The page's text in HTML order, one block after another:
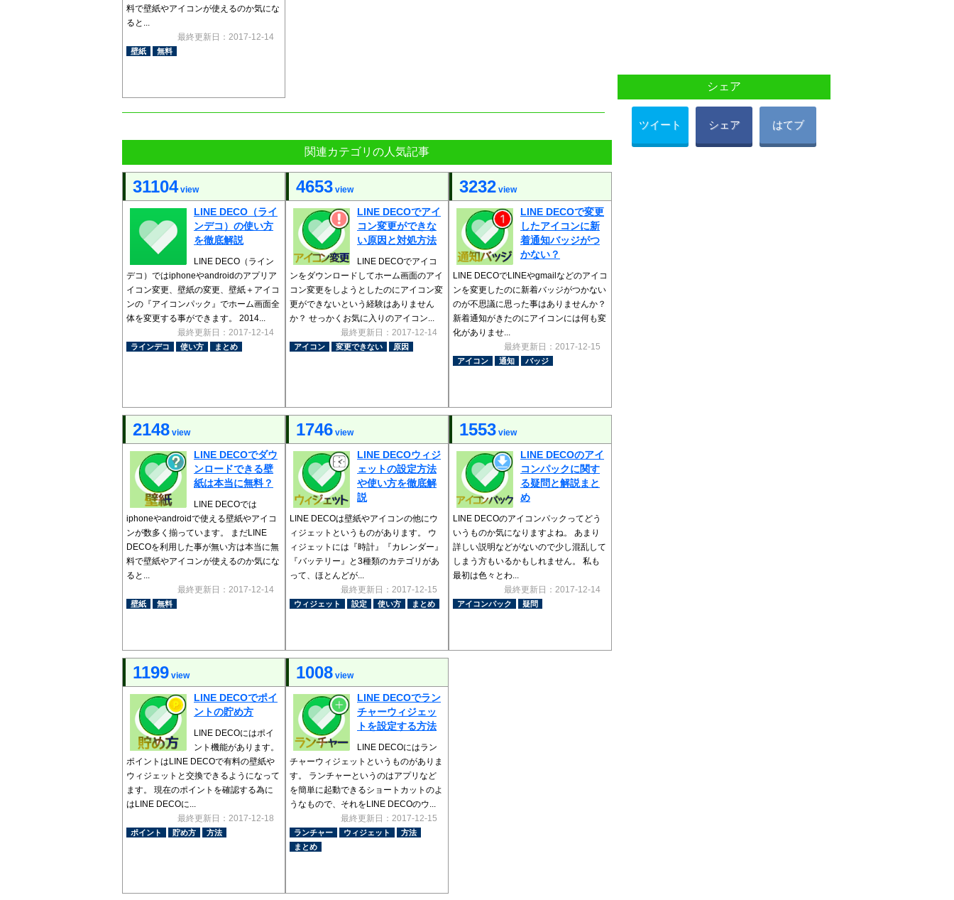
料で壁紙やアイコンが使えるのか気にな
ると...
最終更新日：2017-12-14
壁紙 無料
関連カテゴリの人気記事
31104view
LINE DECO（ライ
ンデコ）の使い方
を徹底解説
LINE DECO（ライン
デコ）ではiphoneやandroidのアプリア
イコン変更、壁紙の変更、壁紙＋アイコ
ンの『アイコンパック』でホーム画面全
体を変更する事ができます。 2014...
最終更新日：2017-12-14
ラインデコ 使い方 まとめ
4653 view
LINE DECOでアイ
コン変更ができな
い原因と対処方法
LINE DECOでアイコ
ンをダウンロードしてホーム画面のアイ
コン変更をしようとしたのにアイコン変
更ができないという経験はありません
か？ せっかくお気に入りのアイコン...
最終更新日：2017-12-14
アイコン 変更できない 原因
3232 view
LINE DECOで変更
したアイコンに新
着通知バッジがつ
かない？
LINE DECOでLINEやgmailなどのアイコ
ンを変更したのに新着バッジがつかない
のが不思議に思った事はありませんか？
新着通知がきたのにアイコンには何も変
化がありませ...
最終更新日：2017-12-15
アイコン 通知 バッジ
2148 view
LINE DECOでダウ
ンロードできる壁
紙は本当に無料？
LINE DECOでは
iphoneやandroidで使える壁紙やアイコ
ンが数多く揃っています。 まだLINE
DECOを利用した事が無い方は本当に無
料で壁紙やアイコンが使えるのか気にな
ると...
最終更新日：2017-12-14
壁紙 無料
1746 view
LINE DECOウィジ
ェットの設定方法
や使い方を徹底解
説
LINE DECOは壁紙やアイコンの他にウ
ィジェットというものがあります。 ウ
ィジェットには『時計』『カレンダー』
『バッテリー』と3種類のカテゴリがあ
って、ほとんどが...
最終更新日：2017-12-15
ウィジェット 設定 使い方 まとめ
1553 view
LINE DECOのアイ
コンパックに関す
る疑問と解説まと
め
LINE DECOのアイコンパックってどう
いうものか気になりますよね。 あまり
詳しい説明などがないので少し混乱して
しまう方もいるかもしれません。 私も
最初は色々とわ...
最終更新日：2017-12-14
アイコンパック 疑問
1199 view
LINE DECOでポイ
ントの貯め方
LINE DECOにはポイ
ント機能があります。
ポイントはLINE DECOで有料の壁紙や
ウィジェットと交換できるようになって
ます。 現在のポイントを確認する為に
はLINE DECOに...
最終更新日：2017-12-18
ポイント 貯め方 方法
1008 view
LINE DECOでラン
チャーウィジェッ
トを設定する方法
LINE DECOにはラン
チャーウィジェットというものがありま
す。 ランチャーというのはアプリなど
を簡単に起動できるショートカットのよ
うなもので、それをLINE DECOのウ...
最終更新日：2017-12-15
ランチャー ウィジェット
方法
まとめ
シェア
ツイート シェア はてブ